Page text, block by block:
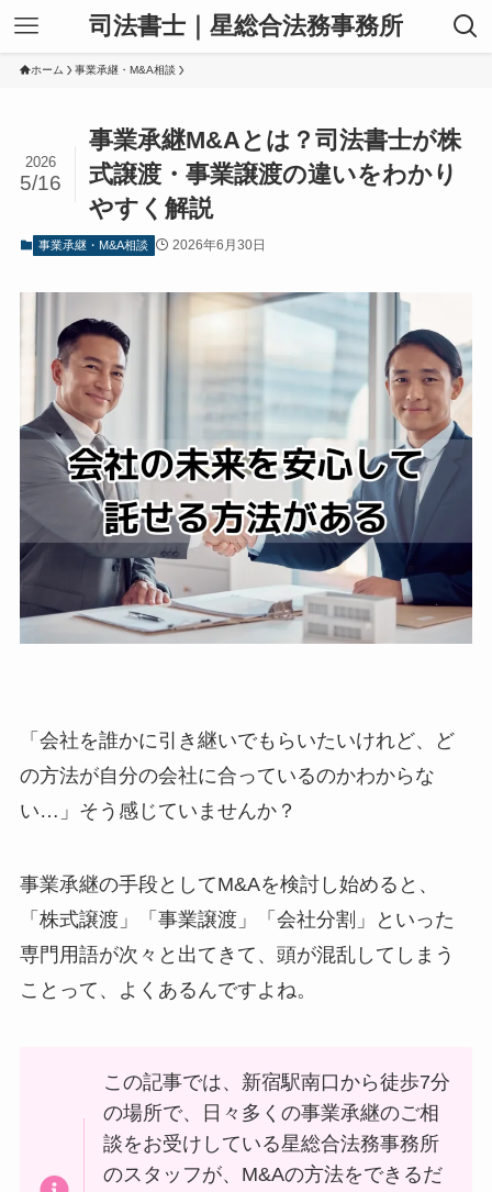
司法書士｜星総合法務事務所
ホーム 事業承継・M&A相談
事業承継M&Aとは？司法書士が株
式譲渡・事業譲渡の違いをわかり
やすく解説
2026
5/16
事業承継・M&A相談 2026年6月30日
「会社を誰かに引き継いでもらいたいけれど、ど
の方法が自分の会社に合っているのかわからな
い…」そう感じていませんか？
事業承継の手段としてM&Aを検討し始めると、
「株式譲渡」「事業譲渡」「会社分割」といった
専門用語が次々と出てきて、頭が混乱してしまう
ことって、よくあるんですよね。
この記事では、新宿駅南口から徒歩7分
の場所で、日々多くの事業承継のご相
談をお受けしている星総合法務事務所
のスタッフが、M&Aの方法をできるだ